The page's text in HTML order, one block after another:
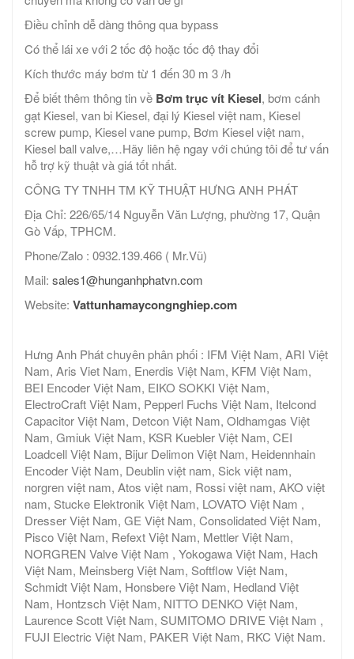
Điều chỉnh dễ dàng thông qua bypass
Có thể lái xe với 2 tốc độ hoặc tốc độ thay đổi
Kích thước máy bơm từ 1 đến 30 m 3 /h
Để biết thêm thông tin về Bơm trục vít Kiesel, bơm cánh
gạt Kiesel, van bi Kiesel, đại lý Kiesel việt nam, Kiesel
screw pump, Kiesel vane pump, Bơm Kiesel việt nam,
Kiesel ball valve,…Hãy liên hệ ngay với chúng tôi để tư vấn
hỗ trợ kỹ thuật và giá tốt nhất.
CÔNG TY TNHH TM KỸ THUẬT HƯNG ANH PHÁT
Địa Chỉ: 226/65/14 Nguyễn Văn Lượng, phường 17, Quận
Gò Vấp, TPHCM.
Phone/Zalo : 0932.139.466 ( Mr.Vũ)
Mail: sales1@hunganhphatvn.com
Website: Vattunhamaycongnghiep.com
Hưng Anh Phát chuyên phân phối : IFM Việt Nam, ARI Việt
Nam, Aris Viet Nam, Enerdis Việt Nam, KFM Việt Nam,
BEI Encoder Việt Nam, EIKO SOKKI Việt Nam,
ElectroCraft Việt Nam, Pepperl Fuchs Việt Nam, Itelcond
Capacitor Việt Nam, Detcon Việt Nam, Oldhamgas Việt
Nam, Gmiuk Việt Nam, KSR Kuebler Việt Nam, CEI
Loadcell Việt Nam, Bijur Delimon Việt Nam, Heidennhain
Encoder Việt Nam, Deublin việt nam, Sick việt nam,
norgren việt nam, Atos việt nam, Rossi việt nam, AKO việt
nam, Stucke Elektronik Việt Nam, LOVATO Việt Nam ,
Dresser Việt Nam, GE Việt Nam, Consolidated Việt Nam,
Pisco Việt Nam, Refext Việt Nam, Mettler Việt Nam,
NORGREN Valve Việt Nam , Yokogawa Việt Nam, Hach
Việt Nam, Meinsberg Việt Nam, Softflow Việt Nam,
Schmidt Việt Nam, Honsbere Việt Nam, Hedland Việt
Nam, Hontzsch Việt Nam, NITTO DENKO Việt Nam,
Laurence Scott Việt Nam, SUMITOMO DRIVE Việt Nam ,
FUJI Electric Việt Nam, PAKER Việt Nam, RKC Việt Nam.